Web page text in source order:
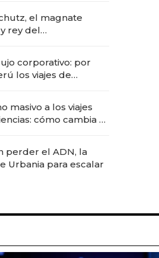
"fast premium"
el magnate
rey del
corporativo: por
los viajes de
masivo a los viajes
cómo cambia el
perder el ADN, la
Urbania para escalar